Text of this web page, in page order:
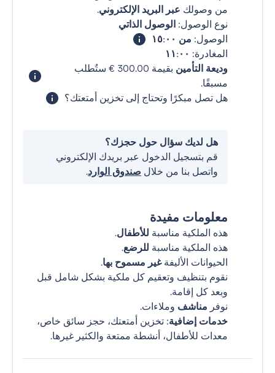
من وصولك عبر البريد الإلكتروني.
نوع الوصول: الوصول الذاتي
الوصول: من ١٥:٠٠
المغادرة: ١١:٠٠
وديعة التأمين
بقيمة ‏300.00 € ستُطلب
مسبقًا.
هل تصل مبكرًا وتحتاج إلى تخزين أمتعتك؟
هل لديك سؤال حول حجزك؟
قم بتسجيل الدخول عبر بريدك الإلكتروني
واتصل بنا من خلال صندوق الوارد.
معلومات مفيدة
هذه الملكية مناسبة للأطفال.
هذه الملكية مناسبة للرضع.
الحيوانات الأليفةغير مسموح بها.
نقوم بتنظيف وتعقيم كل ملكية بشكل شامل قبل
وبعد كل إقامة.
نوفر مناشف وملاءات.
خدمات إضافية: تخزين أمتعتك، حجز سائق خاص،
معدات للأطفال، أنشطة ممتعة والكثير غيرها.